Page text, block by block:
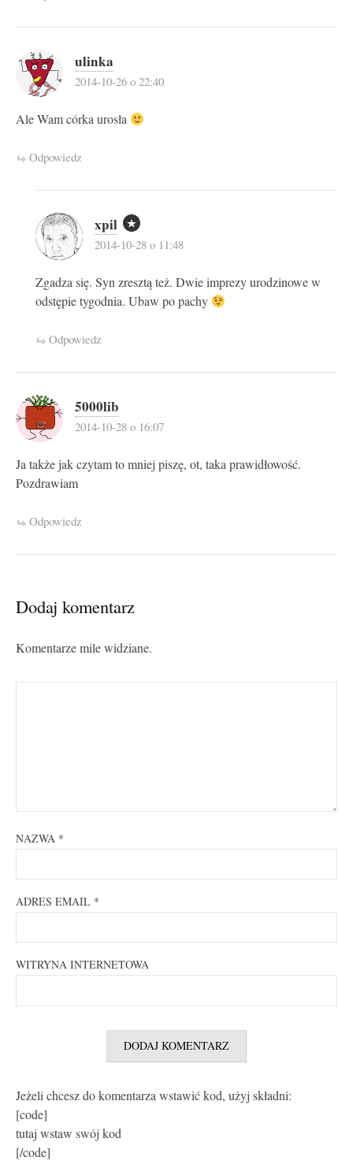
ulinka
2014-10-26 o 22:40
Ale Wam córka urosła
Odpowiedz
xpil
2014-10-28 o 11:48
Zgadza się. Syn zresztą też. Dwie imprezy urodzinowe w
odstępie tygodnia. Ubaw po pachy
Odpowiedz
5000lib
2014-10-28 o 16:07
Ja także jak czytam to mniej piszę, ot, taka prawidłowość.
Pozdrawiam
Odpowiedz
Dodaj komentarz
Komentarze mile widziane.
NAZWA *
ADRES EMAIL *
WITRYNA INTERNETOWA
Jeżeli chcesz do komentarza wstawić kod, użyj składni:
[code]
tutaj wstaw swój kod
[/code]